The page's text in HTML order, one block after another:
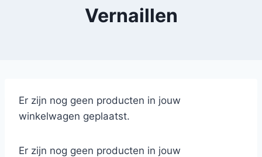
Vernaillen
Er zijn nog geen producten in jouw
winkelwagen geplaatst.
Er zijn nog geen producten in jouw